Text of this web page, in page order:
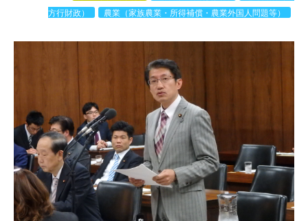
方行財政）
農業（家族農業・所得補償・農業外国人問題等）